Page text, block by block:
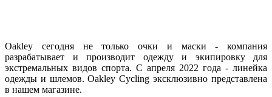
Oakley сегодня не только очки и маски - компания
разрабатывает и производит одежду и экипировку для
экстремальных видов спорта. С апреля 2022 года - линейка
одежды и шлемов. Oakley Cycling эксклюзивно представлена
в нашем магазине.